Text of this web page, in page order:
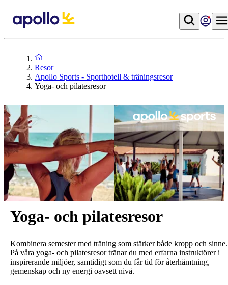
Resor
Apollo Sports - Sporthotell & träningsresor
Yoga- och pilatesresor
Yoga- och pilatesresor
Kombinera semester med träning som stärker både kropp och sinne.
På våra yoga- och pilatesresor tränar du med erfarna instruktörer i
inspirerande miljöer, samtidigt som du får tid för återhämtning,
gemenskap och ny energi oavsett nivå.